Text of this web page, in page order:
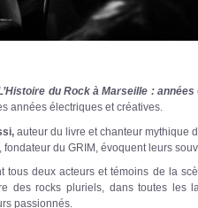
du Rock à Marseille : années
années électriques et créatives.
auteur du livre et chanteur mythique
, fondateur du GRIM, évoquent leurs
tous deux acteurs et témoins de la
des rocks pluriels, dans toutes les
passionnés.